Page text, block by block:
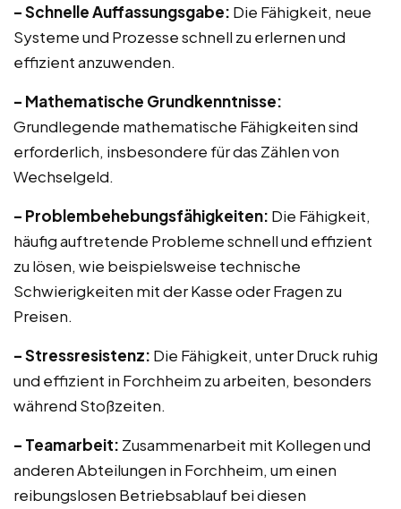
– Schnelle Auffassungsgabe: Die Fähigkeit, neue
Systeme und Prozesse schnell zu erlernen und
effizient anzuwenden.
– Mathematische Grundkenntnisse:
Grundlegende mathematische Fähigkeiten sind
erforderlich, insbesondere für das Zählen von
Wechselgeld.
– Problembehebungsfähigkeiten: Die Fähigkeit,
häufig auftretende Probleme schnell und effizient
zu lösen, wie beispielsweise technische
Schwierigkeiten mit der Kasse oder Fragen zu
Preisen.
– Stressresistenz: Die Fähigkeit, unter Druck ruhig
und effizient in Forchheim zu arbeiten, besonders
während Stoßzeiten.
– Teamarbeit: Zusammenarbeit mit Kollegen und
anderen Abteilungen in Forchheim, um einen
reibungslosen Betriebsablauf bei diesen